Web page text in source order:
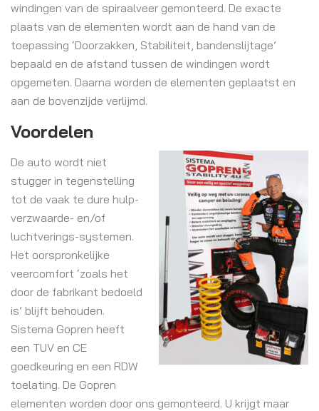
windingen van de spiraalveer gemonteerd. De exacte
plaats van de elementen wordt aan de hand van de
toepassing ‘Doorzakken, Stabiliteit, bandenslijtage’
bepaald en de afstand tussen de windingen wordt
opgemeten. Daarna worden de elementen geplaatst en
aan de bovenzijde verlijmd.
Voordelen
De auto wordt niet
stugger in tegenstelling
tot de vaak te dure hulp-
verzwaarde- en/of
luchtverings-systemen.
Het oorspronkelijke
veercomfort ‘zoals het
door de fabrikant bedoeld
is’ blijft behouden.
Sistema Gopren heeft
een TUV en CE
goedkeuring en een RDW
toelating. De Gopren
elementen worden door ons gemonteerd. U krijgt maar